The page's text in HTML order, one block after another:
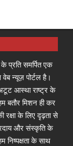
के प्रति समर्पित एक
वेब न्यूज़ पोर्टल है।
आस्था राष्ट्र के
बतौर मिशन ही कर
के लिए दृढ़ता से
और संस्कृति के
निष्पक्षता के साथ